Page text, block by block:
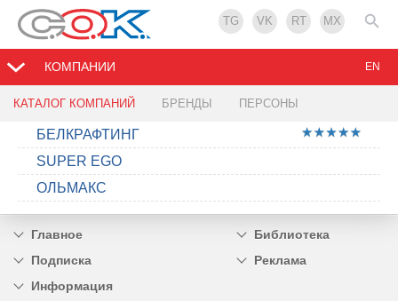
TG VK RT MX
КОМПАНИИ
КАТАЛОГ КОМПАНИЙ БРЕНДЫ ПЕРСОНЫ
EN
БЕЛКРАФТИНГ
SUPER EGO
ОЛЬМАКС
Главное
Библиотека
Подписка
Реклама
Информация